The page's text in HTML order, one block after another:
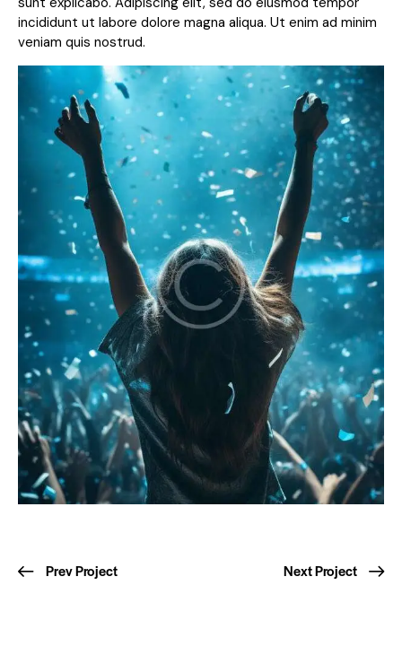
incididunt ut labore dolore magna aliqua. Ut enim ad minim
veniam quis nostrud.
Prev Project Next Project